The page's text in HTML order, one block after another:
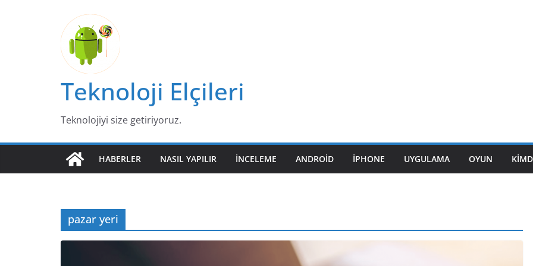
Teknoloji Elçileri
Teknolojiyi size getiriyoruz.
HABERLER NASIL YAPILIR İNCELEME ANDROID IPHONE UYGULAMA OYUN
pazar yeri